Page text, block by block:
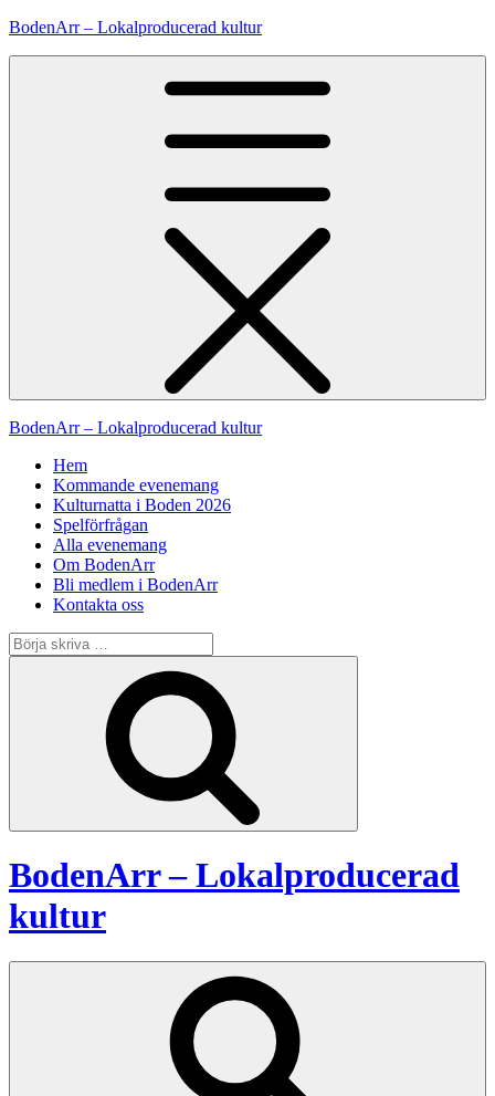
Hoppa
BodenArr – Lokalproducerad kultur
BodenArr – Lokalproducerad kultur
Hem
Kommande evenemang
Kulturnatta i Boden 2026
Spelförfrågan
Alla evenemang
Om BodenArr
Bli medlem i BodenArr
Kontakta oss
Sök
efter:
BodenArr – Lokalproducerad
kultur